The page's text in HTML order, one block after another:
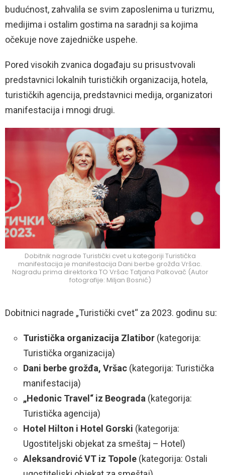
budućnost, zahvalila se svim zaposlenima u turizmu,
medijima i ostalim gostima na saradnji sa kojima
očekuje nove zajedničke uspehe.
Pored visokih zvanica događaju su prisustvovali
predstavnici lokalnih turističkih organizacija, hotela,
turističkih agencija, predstavnici medija, organizatori
manifestacija i mnogi drugi.
Dobitnik nagrade Turistički cvet u kategoriji Turistička
manifestacija je manifestacija Dani berbe grožđa Vršac.
Nagradu prima direktorka TO Vršac Tatjana Palkovač (Autor
fotografije: Miljan Bosnić)
Dobitnici nagrade „Turistički cvet“ za 2023. godinu su:
Turistička organizacija Zlatibor (kategorija:
Turistička organizacija)
Dani berbe grožđa, Vršac (kategorija: Turistička
manifestacija)
„Hedonic Travel“ iz Beograda (kategorija:
Turistička agencija)
Hotel Hilton i Hotel Gorski (kategorija:
Ugostiteljski objekat za smeštaj – Hotel)
Aleksandrović VT iz Topole (kategorija: Ostali